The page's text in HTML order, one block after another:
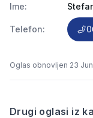
Ime:
Telefon:
Oglas obnovljen 23
Drugi oglasi iz